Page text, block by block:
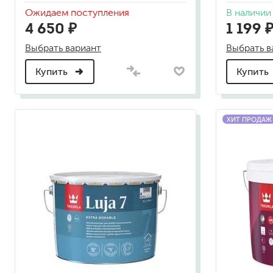
эмали для металла
противогололедный
Ожидаем поступления
4 650 ₽
Выбрать вариант
Купить
В наличии
1 199 ₽
Выбрать
Купить
ХИТ ПРОДАЖ